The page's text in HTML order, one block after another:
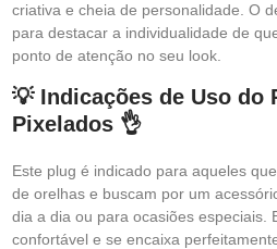
criativa e cheia de personalidade. O
para destacar a individualidade de
ponto de atenção no seu look.
💡 Indicações de Uso do
Pixelados 👌
Este plug é indicado para aqueles
de orelhas e buscam por um
dia a dia ou para ocasiões especiais.
confortável e se encaixa